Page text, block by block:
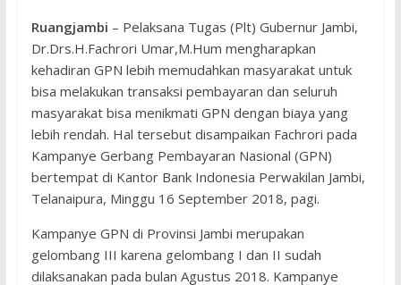
Ruangjambi – Pelaksana Tugas (Plt) Gubernur Jambi,
Dr.Drs.H.Fachrori Umar,M.Hum mengharapkan
kehadiran GPN lebih memudahkan masyarakat untuk
bisa melakukan transaksi pembayaran dan seluruh
masyarakat bisa menikmati GPN dengan biaya yang
lebih rendah. Hal tersebut disampaikan Fachrori pada
Kampanye Gerbang Pembayaran Nasional (GPN)
bertempat di Kantor Bank Indonesia Perwakilan Jambi,
Telanaipura, Minggu 16 September 2018, pagi.
Kampanye GPN di Provinsi Jambi merupakan
gelombang III karena gelombang I dan II sudah
dilaksanakan pada bulan Agustus 2018. Kampanye